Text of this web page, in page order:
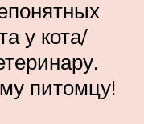
у кота/
питомцу!